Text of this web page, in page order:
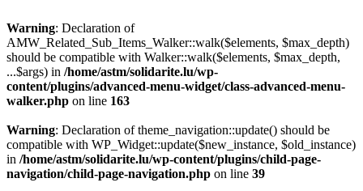
Warning: Declaration of
AMW_Related_Sub_Items_Walker::walk($elements, $max_depth)
should be compatible with Walker::walk($elements, $max_depth,
...$args) in /home/astm/solidarite.lu/wp-
content/plugins/advanced-menu-widget/class-advanced-menu-
walker.php on line 163
Warning: Declaration of theme_navigation::update() should be
compatible with WP_Widget::update($new_instance, $old_instance)
in /home/astm/solidarite.lu/wp-content/plugins/child-page-
navigation/child-page-navigation.php on line 39